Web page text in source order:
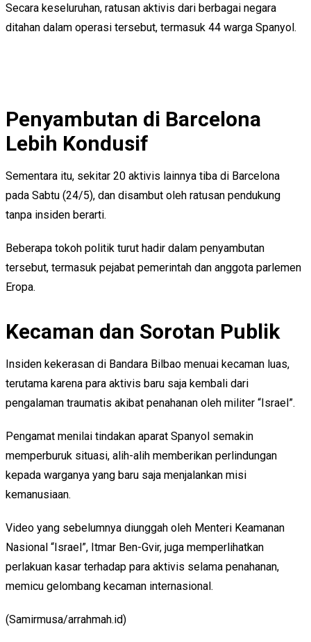
Secara keseluruhan, ratusan aktivis dari berbagai negara
ditahan dalam operasi tersebut, termasuk 44 warga Spanyol.
Penyambutan di Barcelona
Lebih Kondusif
Sementara itu, sekitar 20 aktivis lainnya tiba di Barcelona
pada Sabtu (24/5), dan disambut oleh ratusan pendukung
tanpa insiden berarti.
Beberapa tokoh politik turut hadir dalam penyambutan
tersebut, termasuk pejabat pemerintah dan anggota parlemen
Eropa.
Kecaman dan Sorotan Publik
Insiden kekerasan di Bandara Bilbao menuai kecaman luas,
terutama karena para aktivis baru saja kembali dari
pengalaman traumatis akibat penahanan oleh militer “Israel”.
Pengamat menilai tindakan aparat Spanyol semakin
memperburuk situasi, alih-alih memberikan perlindungan
kepada warganya yang baru saja menjalankan misi
kemanusiaan.
Video yang sebelumnya diunggah oleh Menteri Keamanan
Nasional “Israel”, Itmar Ben-Gvir, juga memperlihatkan
perlakuan kasar terhadap para aktivis selama penahanan,
memicu gelombang kecaman internasional.
(Samirmusa/arrahmah.id)